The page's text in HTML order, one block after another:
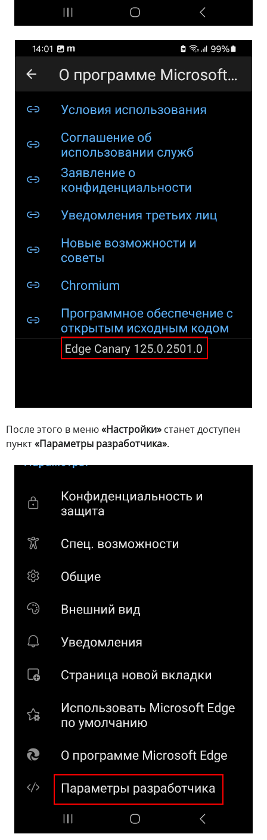
После этого в меню«Настройки» станет доступен
пункт«Параметры разработчика».